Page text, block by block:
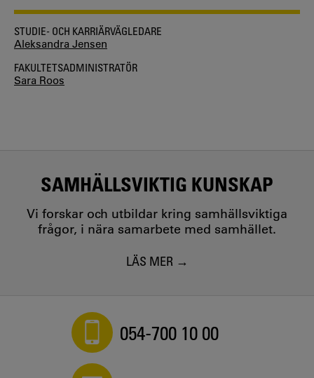
STUDIE- OCH KARRIÄRVÄGLEDARE
Aleksandra Jensen
FAKULTETSADMINISTRATÖR
Sara Roos
SAMHÄLLSVIKTIG KUNSKAP
Vi forskar och utbildar kring samhällsviktiga
frågor, i nära samarbete med samhället.
LÄS MER
054-700 10 00